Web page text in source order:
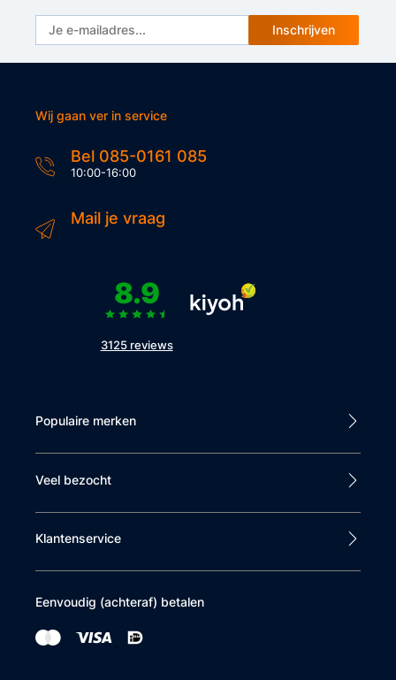
Inschrijven
Wij gaan ver in service
Bel 085-0161 085
10:00-16:00
Mail je vraag
8.9
3125 reviews
Populaire merken
Veel bezocht
Klantenservice
Eenvoudig (achteraf) betalen